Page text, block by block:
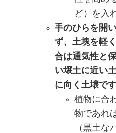
ど）を入
手のひらを開
ず、土塊を軽
合は通気性と
い壌土に近い
に向く土壌です
植物に合
物であれ
（黒土な